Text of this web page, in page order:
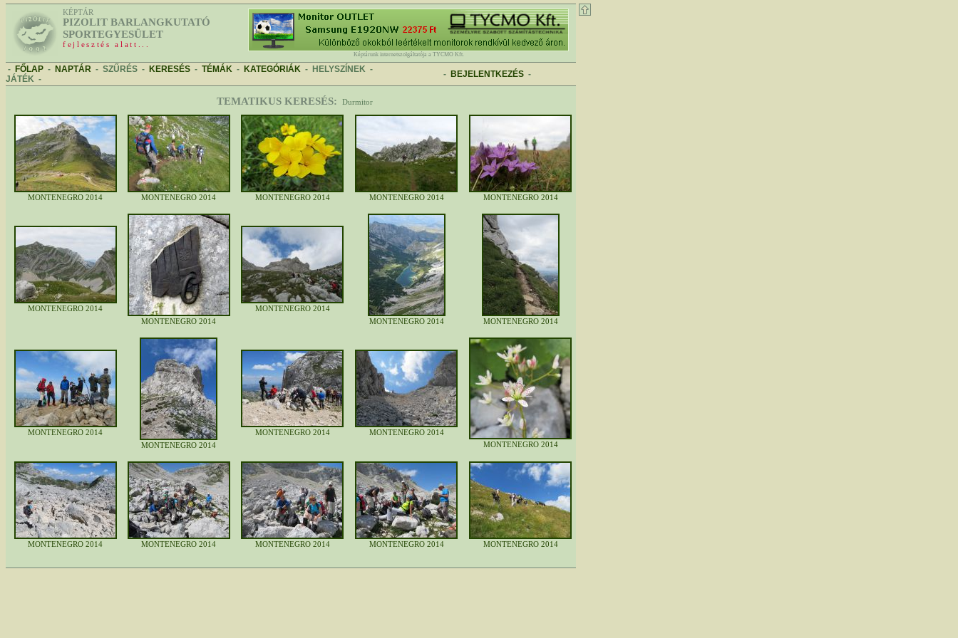
KÉPTÁR
PIZOLIT BARLANGKUTATÓ
SPORTEGYESÜLET
fejlesztés alatt...
Képtárunk internetszolgáltatója a TYCMO Kft.
- FŐLAP - NAPTÁR - SZŰRÉS - KERESÉS - TÉMÁK - KATEGÓRIÁK - HELYSZÍNEK -
JÁTÉK - - BEJELENTKEZÉS-
TEMATIKUS KERESÉS: Durmitor
MONTENEGRO 2014 MONTENEGRO 2014 MONTENEGRO 2014 MONTENEGRO 2014 MONTENEGRO 2014
MONTENEGRO 2014
MONTENEGRO 2014
MONTENEGRO 2014
MONTENEGRO 2014
MONTENEGRO 2014
MONTENEGRO 2014
MONTENEGRO 2014
MONTENEGRO 2014
MONTENEGRO 2014
MONTENEGRO 2014
MONTENEGRO 2014 MONTENEGRO 2014 MONTENEGRO 2014 MONTENEGRO 2014 MONTENEGRO 2014